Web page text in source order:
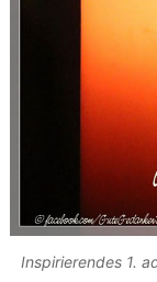
Inspirierendes 1.